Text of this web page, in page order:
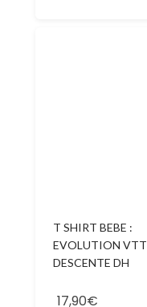
T SHIRT BEBE :
EVOLUTION VTT
DESCENTE DH
17,90€